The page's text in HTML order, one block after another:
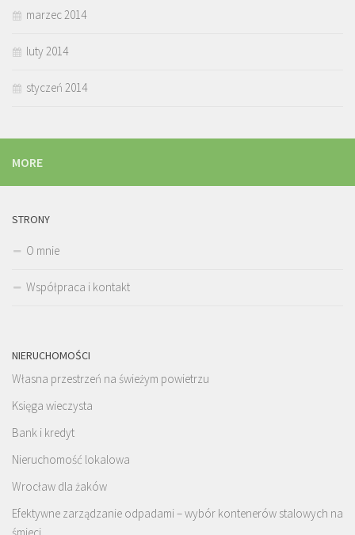
marzec 2014
luty 2014
styczeń 2014
MORE
STRONY
O mnie
Współpraca i kontakt
NIERUCHOMOŚCI
Własna przestrzeń na świeżym powietrzu
Księga wieczysta
Bank i kredyt
Nieruchomość lokalowa
Wrocław dla żaków
Efektywne zarządzanie odpadami – wybór kontenerów stalowych na